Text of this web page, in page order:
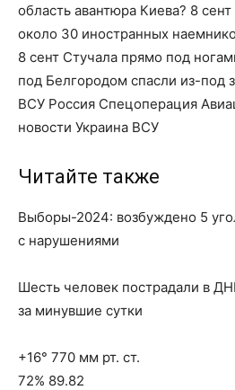
область авантюра Киева? 8
около 30 иностранных
8 сент Стучала прямо под
под Белгородом спасли из-под
ВСУ Россия Спецоперация
новости Украина ВСУ
Читайте также
Выборы-2024: возбуждено 5
с нарушениями
Шесть человек пострадали в
за минувшие сутки
+16° 770 мм рт. ст.
72% 89.82